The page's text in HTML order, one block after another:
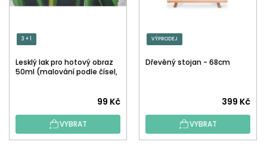
3 + 1
Lesklý lak pro hotový obraz
50ml (malování podle čísel,
hodnocení
produktu
je
99 Kč
VYBRAT
VÝPRODEJ
Dřevěný stojan - 68cm
399 Kč
VYBRAT